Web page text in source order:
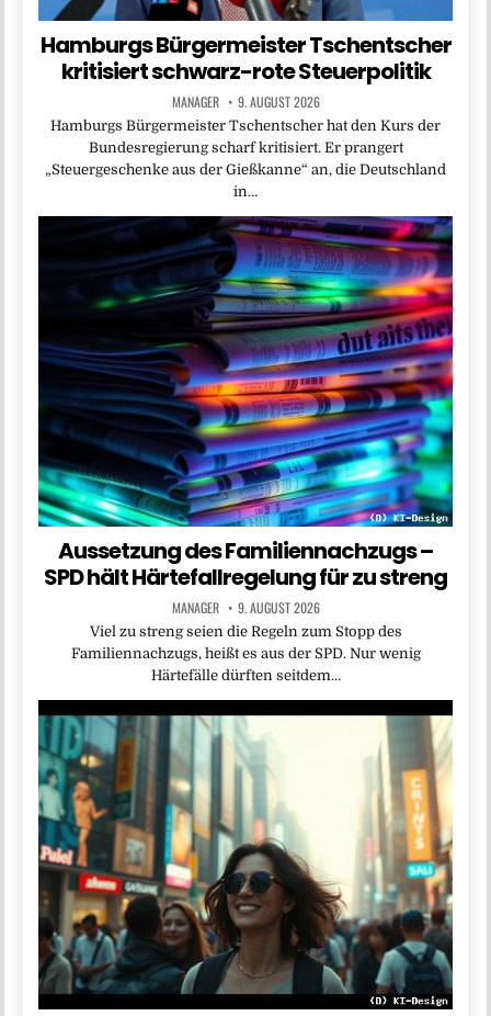
Hamburgs Bürgermeister Tschentscher
kritisiert schwarz-rote Steuerpolitik
MANAGER 9. AUGUST 2026
Hamburgs Bürgermeister Tschentscher hat den Kurs der
Bundesregierung scharf kritisiert. Er prangert
„Steuergeschenke aus der Gießkanne“ an, die Deutschland
in…
Aussetzung des Familiennachzugs –
SPD hält Härtefallregelung für zu streng
MANAGER 9. AUGUST 2026
Viel zu streng seien die Regeln zum Stopp des
Familiennachzugs, heißt es aus der SPD. Nur wenig
Härtefälle dürften seitdem…